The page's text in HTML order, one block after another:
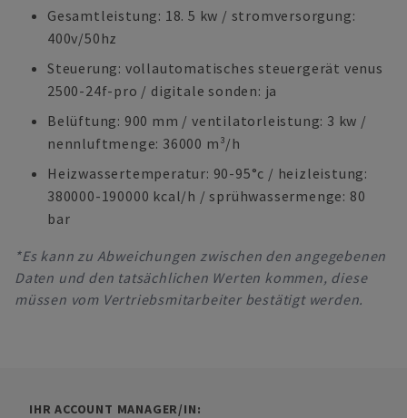
Gesamtleistung: 18. 5 kw / stromversorgung:
400v/50hz
Steuerung: vollautomatisches steuergerät venus
2500-24f-pro / digitale sonden: ja
Belüftung: 900 mm / ventilatorleistung: 3 kw /
nennluftmenge: 36000 m³/h
Heizwassertemperatur: 90-95°c / heizleistung:
380000-190000 kcal/h / sprühwassermenge: 80
bar
*Es kann zu Abweichungen zwischen den angegebenen
Daten und den tatsächlichen Werten kommen, diese
müssen vom Vertriebsmitarbeiter bestätigt werden.
IHR ACCOUNT MANAGER/IN: